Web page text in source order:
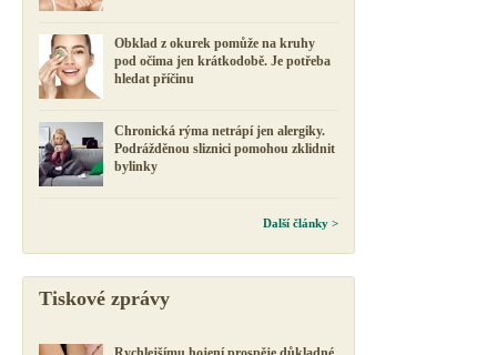
Obklad z okurek pomůže na kruhy
pod očima jen krátkodobě. Je potřeba
hledat příčinu
Chronická rýma netrápí jen alergiky.
Podrážděnou sliznici pomohou zklidnit
bylinky
Další články >
Tiskové zprávy